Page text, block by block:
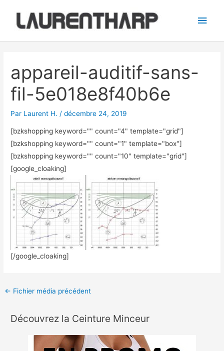
contenu
appareil-auditif-sans-
fil-5e018e8f40b6e
Par Laurent H. /décembre 24, 2019
[bzkshopping keyword="" count="4" template="grid"]
[bzkshopping keyword="" count="1" template="box"]
[bzkshopping keyword="" count="10" template="grid"]
[google_cloaking]
[/google_cloaking]
articles
← Fichier média précédent
Découvrez la Ceinture Minceur